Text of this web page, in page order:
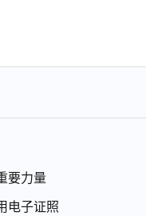
要力量
电子证照